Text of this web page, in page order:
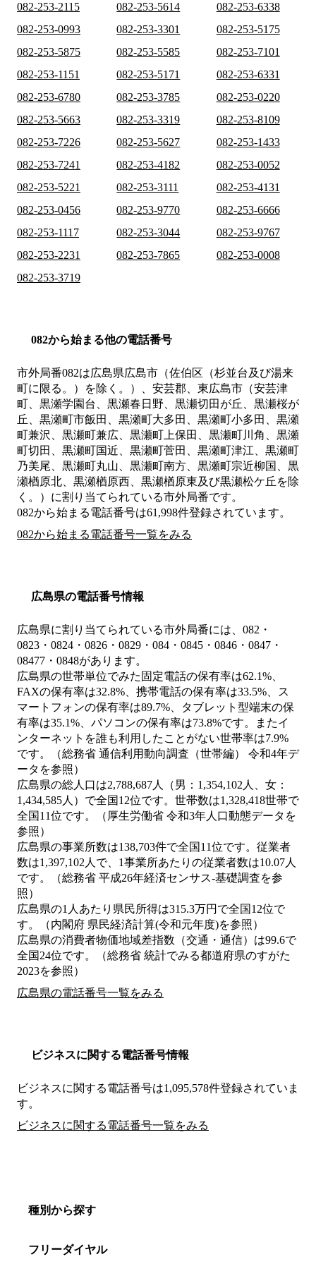
082-253-2115 082-253-5614
082-253-6338
082-253-0993
082-253-3301
082-253-5175
082-253-5875
082-253-5585
082-253-7101
082-253-1151
082-253-5171
082-253-6331
082-253-6780
082-253-3785
082-253-0220
082-253-5663
082-253-3319
082-253-8109
082-253-7226
082-253-5627
082-253-1433
082-253-7241
082-253-4182
082-253-0052
082-253-5221
082-253-3111
082-253-4131
082-253-0456
082-253-9770
082-253-6666
082-253-1117
082-253-3044
082-253-9767
082-253-2231
082-253-7865
082-253-0008
082-253-3719
082から始まる他の電話番号
市外局番082は広島県広島市（佐伯区（杉並台及び湯来
町に限る。）を除く。）、安芸郡、東広島市（安芸津
町、黒瀬学園台、黒瀬春日野、黒瀬切田が丘、黒瀬桜が
丘、黒瀬町市飯田、黒瀬町大多田、黒瀬町小多田、黒瀬
町兼沢、黒瀬町兼広、黒瀬町上保田、黒瀬町川角、黒瀬
町切田、黒瀬町国近、黒瀬町菅田、黒瀬町津江、黒瀬町
乃美尾、黒瀬町丸山、黒瀬町南方、黒瀬町宗近柳国、黒
瀬楢原北、黒瀬楢原西、黒瀬楢原東及び黒瀬松ケ丘を除
く。） に割り当てられている市外局番です。
082から始まる電話番号は61,998件登録されています。
082から始まる電話番号一覧をみる
広島県の電話番号情報
広島県に割り当てられている市外局番には、082・
0823・0824・0826・0829・084・0845・0846・0847・
08477・0848があります。
広島県の世帯単位でみた固定電話の保有率は62.1%、
FAXの保有率は32.8%、携帯電話の保有率は33.5%、ス
マートフォンの保有率は89.7%、タブレット型端末の保
有率は35.1%、パソコンの保有率は73.8%です。またイ
ンターネットを誰も利用したことがない世帯率は7.9%
です。（総務省 通信利用動向調査（世帯編） 令和4年デ
ータを参照）
広島県の総人口は2,788,687人（男：1,354,102人、女：
1,434,585人）で全国12位です。世帯数は1,328,418世帯で
全国11位です。（厚生労働省 令和3年人口動態データを
参照）
広島県の事業所数は138,703件で全国11位です。従業者
数は1,397,102人で、1事業所あたりの従業者数は10.07人
です。（総務省 平成26年経済センサス‐基礎調査を参
照）
広島県の1人あたり県民所得は315.3万円で全国12位で
す。（内閣府 県民経済計算(令和元年度)を参照）
広島県の消費者物価地域差指数（交通・通信）は99.6で
全国24位です。（総務省 統計でみる都道府県のすがた
2023を参照）
広島県の電話番号一覧をみる
ビジネスに関する電話番号情報
ビジネスに関する電話番号は1,095,578件登録されていま
す。
ビジネスに関する電話番号一覧をみる
種別から探す
フリーダイヤル